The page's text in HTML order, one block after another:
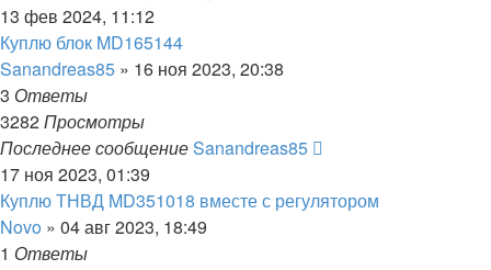
13 фев 2024, 11:12
Куплю блок MD165144
Sanandreas85 » 16 ноя 2023, 20:38
3 Ответы
3282Просмотры
Последнее сообщениеSanandreas85
17 ноя 2023, 01:39
Куплю ТНВД MD351018 вместе с регулятором
Novo » 04 авг 2023, 18:49
1 Ответы